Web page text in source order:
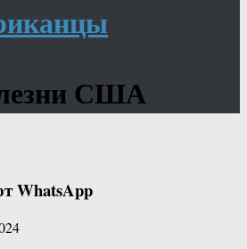
США
WhatsApp